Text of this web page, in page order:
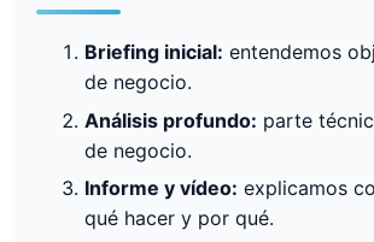
Briefing inicial: entendemos
de negocio.
Análisis profundo: parte
de negocio.
Informe y vídeo: explicamos
qué hacer y por qué.